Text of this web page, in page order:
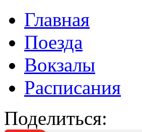
Главная
Поезда
Вокзалы
Расписания
Поделиться: